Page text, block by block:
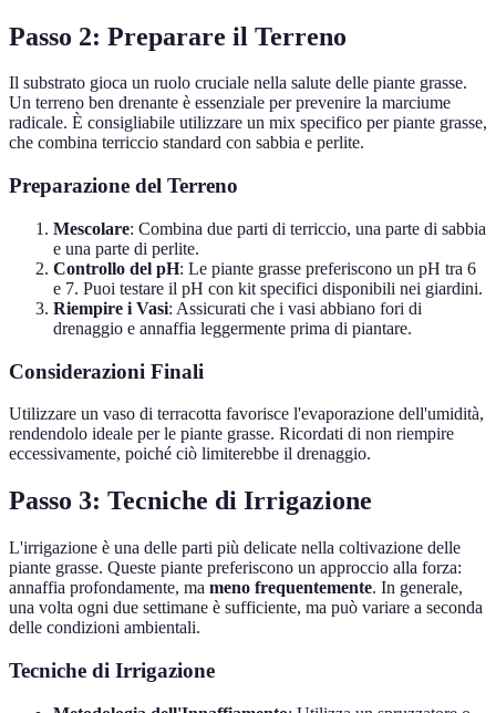
Passo 2: Preparare il Terreno
Il substrato gioca un ruolo cruciale nella salute delle piante grasse.
Un terreno ben drenante è essenziale per prevenire la marciume
radicale. È consigliabile utilizzare un mix specifico per piante grasse,
che combina terriccio standard con sabbia e perlite.
Preparazione del Terreno
Mescolare: Combina due parti di terriccio, una parte di sabbia
e una parte di perlite.
Controllo del pH: Le piante grasse preferiscono un pH tra 6
e 7. Puoi testare il pH con kit specifici disponibili nei giardini.
Riempire i Vasi: Assicurati che i vasi abbiano fori di
drenaggio e annaffia leggermente prima di piantare.
Considerazioni Finali
Utilizzare un vaso di terracotta favorisce l'evaporazione dell'umidità,
rendendolo ideale per le piante grasse. Ricordati di non riempire
eccessivamente, poiché ciò limiterebbe il drenaggio.
Passo 3: Tecniche di Irrigazione
L'irrigazione è una delle parti più delicate nella coltivazione delle
piante grasse. Queste piante preferiscono un approccio alla forza:
annaffia profondamente, ma meno frequentemente. In generale,
una volta ogni due settimane è sufficiente, ma può variare a seconda
delle condizioni ambientali.
Tecniche di Irrigazione